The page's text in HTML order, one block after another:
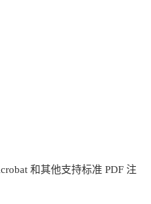
和其他支持标准 PDF 注